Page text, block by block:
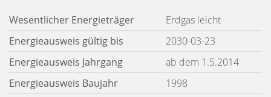
Wesentlicher Energieträger
Erdgas leicht
Energieausweis gültig bis
2030-03-23
Energieausweis Jahrgang
ab dem 1.5.2014
Energieausweis Baujahr
1998